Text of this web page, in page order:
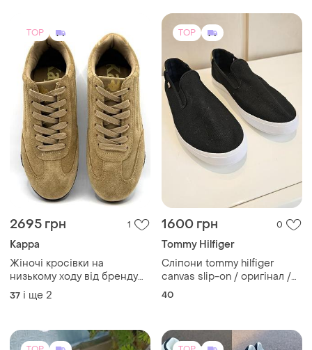
TOP
2695 грн 1
Kappa
Жіночі кросівки на
низькому ходу від бренду
kappa коричневого кольору
37 і ще 2
TOP
1600 грн 0
Tommy Hilfiger
Сліпони tommy hilfiger
canvas slip-on / оригінал /
чорні / розмір 40 (25.5 см)
40